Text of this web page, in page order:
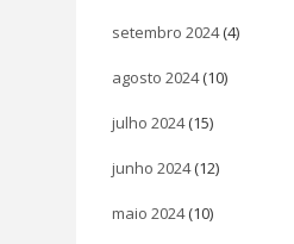
setembro 2024(4)
agosto 2024(10)
julho 2024(15)
junho 2024(12)
maio 2024(10)